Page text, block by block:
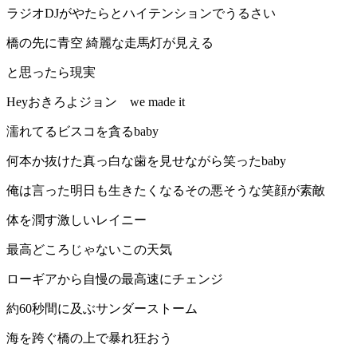
ラジオDJがやたらとハイテンションでうるさい
橋の先に青空 綺麗な走馬灯が見える
と思ったら現実
Heyおきろよジョン we made it
濡れてるビスコを貪るbaby
何本か抜けた真っ白な歯を見せながら笑ったbaby
俺は言った明日も生きたくなるその悪そうな笑顔が素敵
体を潤す激しいレイニー
最高どころじゃないこの天気
ローギアから自慢の最高速にチェンジ
約60秒間に及ぶサンダーストーム
海を跨ぐ橋の上で暴れ狂おう